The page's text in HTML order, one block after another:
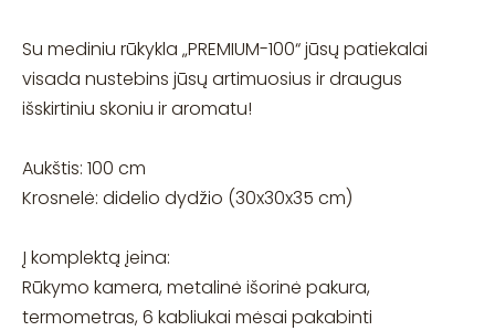
Su mediniu rūkykla „PREMIUM-100“ jūsų patiekalai
visada nustebins jūsų artimuosius ir draugus
išskirtiniu skoniu ir aromatu!
Aukštis: 100 cm
Krosnelė: didelio dydžio (30x30x35 cm)
Į komplektą įeina:
Rūkymo kamera, metalinė išorinė pakura,
termometras, 6 kabliukai mėsai pakabinti